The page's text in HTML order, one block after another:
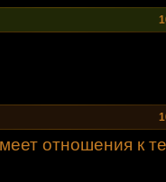
отношения к